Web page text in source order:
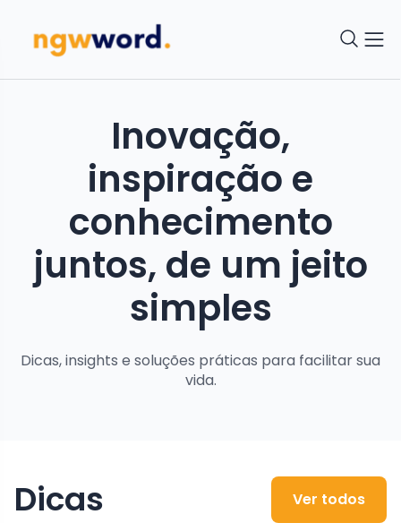
Inovação,
inspiração e
conhecimento
juntos, de um jeito
simples
Dicas, insights e soluções práticas para facilitar sua
vida.
Dicas Ver todos